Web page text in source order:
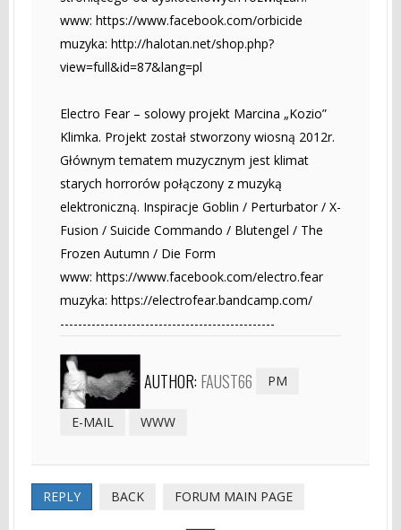
www: https://www.facebook.com/orbicide
muzyka: http://halotan.net/shop.php?
view=full&id=87&lang=pl
Electro Fear – solowy projekt Marcina „Kozio”
Klimka. Projekt został stworzony wiosną 2012r.
Głównym tematem muzycznym jest klimat
starych horrorów połączony z muzyką
elektroniczną. Inspiracje Goblin / Perturbator / X-
Fusion / Suicide Commando / Blutengel / The
Frozen Autumn / Die Form
www: https://www.facebook.com/electro.fear
muzyka: https://electrofear.bandcamp.com/
------------------------------------------------
AUTHOR: FAUST66 PM
E-MAIL WWW
REPLY BACK FORUM MAIN PAGE